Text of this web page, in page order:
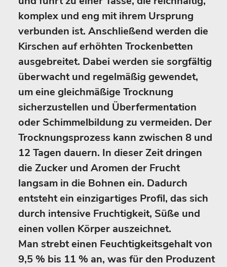
komplex und eng mit ihrem Ursprung
verbunden ist. Anschließend werden die
Kirschen auf erhöhten Trockenbetten
ausgebreitet. Dabei werden sie sorgfältig
überwacht und regelmäßig gewendet,
um eine gleichmäßige Trocknung
sicherzustellen und Überfermentation
oder Schimmelbildung zu vermeiden. Der
Trocknungsprozess kann zwischen 8 und
12 Tagen dauern. In dieser Zeit dringen
die Zucker und Aromen der Frucht
langsam in die Bohnen ein. Dadurch
entsteht ein einzigartiges Profil, das sich
durch intensive Fruchtigkeit, Süße und
einen vollen Körper auszeichnet.
Man strebt einen Feuchtigkeitsgehalt von
9,5 % bis 11 % an, was für den Produzent